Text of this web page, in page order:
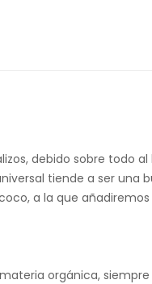
debido sobre todo
tiende a ser una
a la que
orgánica,